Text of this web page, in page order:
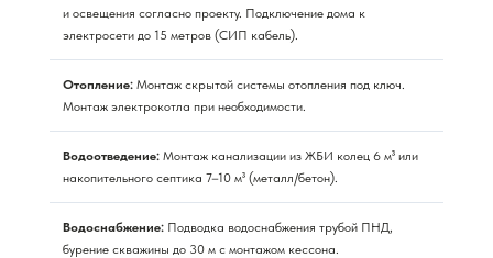
и освещения согласно проекту. Подключение дома к
электросети до 15 метров (СИП кабель).
Отопление: Монтаж скрытой системы отопления под ключ.
Монтаж электрокотла при необходимости.
Водоотведение: Монтаж канализации из ЖБИ колец 6 м³ или
накопительного септика 7–10 м³ (металл/бетон).
Водоснабжение: Подводка водоснабжения трубой ПНД,
бурение скважины до 30 м с монтажом кессона.